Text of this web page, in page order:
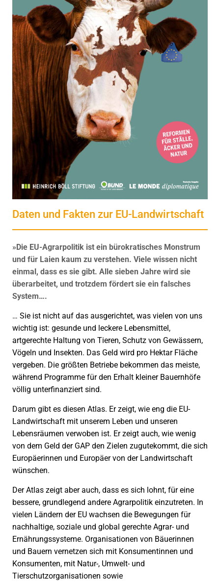
Daten und Fakten zur EU-Landwirtschaft
»Die EU-Agrarpolitik ist ein bürokratisches Monstrum
und für Laien kaum zu verstehen. Viele wissen nicht
einmal, dass es sie gibt. Alle sieben Jahre wird sie
überarbeitet, und trotzdem fördert sie ein falsches
System….
… Sie ist nicht auf das ausgerichtet, was vielen von uns
wichtig ist: gesunde und leckere Lebensmittel,
artgerechte Haltung von Tieren, Schutz von Gewässern,
Vögeln und Insekten. Das Geld wird pro Hektar Fläche
vergeben. Die größten Betriebe bekommen das meiste,
während Programme für den Erhalt kleiner Bauernhöfe
völlig unterfinanziert sind.
Darum gibt es diesen Atlas. Er zeigt, wie eng die EU-
Landwirtschaft mit unserem Leben und unseren
Lebensräumen verwoben ist. Er zeigt auch, wie wenig
von dem Geld der GAP den Zielen zugutekommt, die sich
Europäerinnen und Europäer von der Landwirtschaft
wünschen.
Der Atlas zeigt aber auch, dass es sich lohnt, für eine
bessere, grundlegend andere Agrarpolitik einzutreten. In
vielen Ländern der EU wachsen die Bewegungen für
nachhaltige, soziale und global gerechte Agrar- und
Ernährungssysteme. Organisationen von Bäuerinnen
und Bauern vernetzen sich mit Konsumentinnen und
Konsumenten, mit Natur-, Umwelt- und
Tierschutzorganisationen sowie